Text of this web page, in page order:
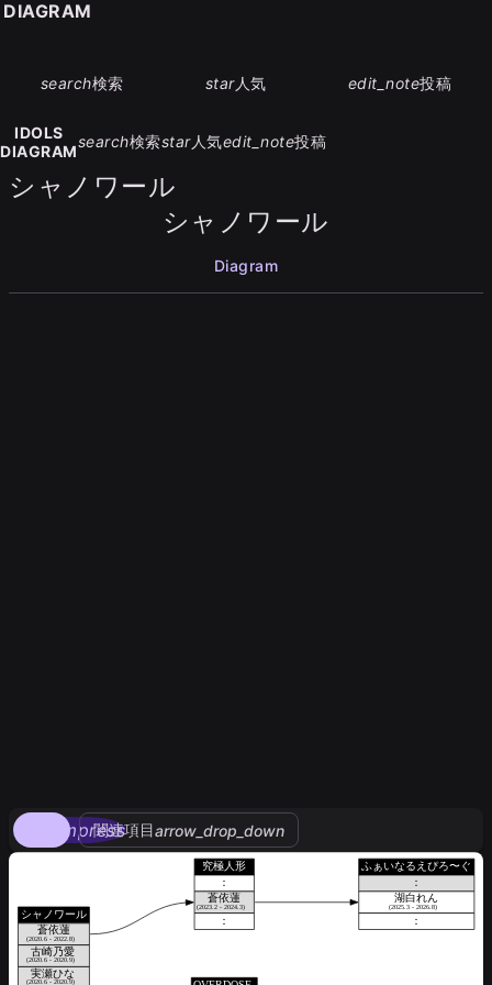
search検索 star人気 edit_note投稿
IDOLS
DIAGRAM
search検索star人気edit_note投稿
シャノワール
シャノワール
Diagram
compress
関連項目arrow_drop_down